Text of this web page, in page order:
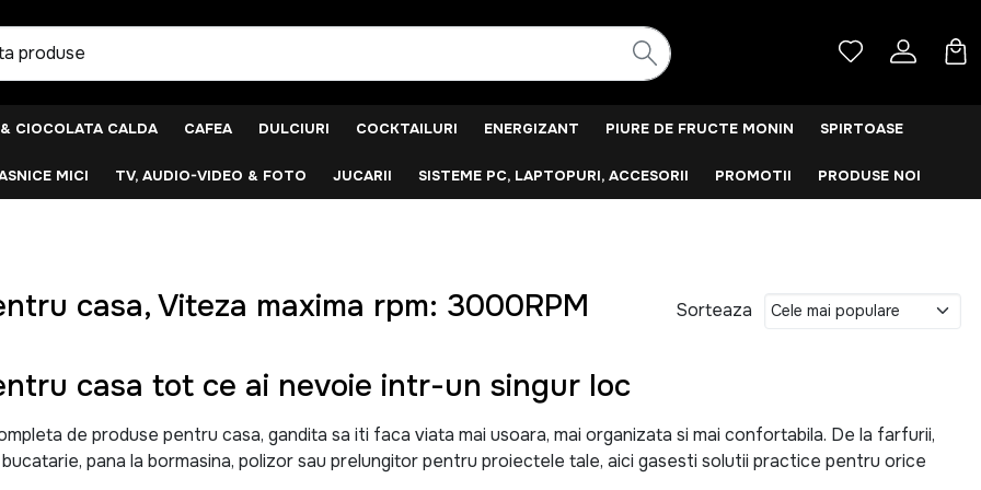
CIOCOLATA CALDA CAFEA DULCIURI COCKTAILURI ENERGIZANT PIURE DE FRUCTE MONIN SPIRTOASE
MICI TV, AUDIO-VIDEO & FOTO JUCARII SISTEME PC, LAPTOPURI, ACCESORII PROMOTII PRODUSE NOI
casa, Viteza maxima rpm: 3000RPM Sorteaza
casa tot ce ai nevoie intr-un singur loc
de produse pentru casa, gandita sa iti faca viata mai usoara, mai organizata si mai confortabila. De la farfurii,
pana la bormasina, polizor sau prelungitor pentru proiectele tale, aici gasesti solutii practice pentru orice